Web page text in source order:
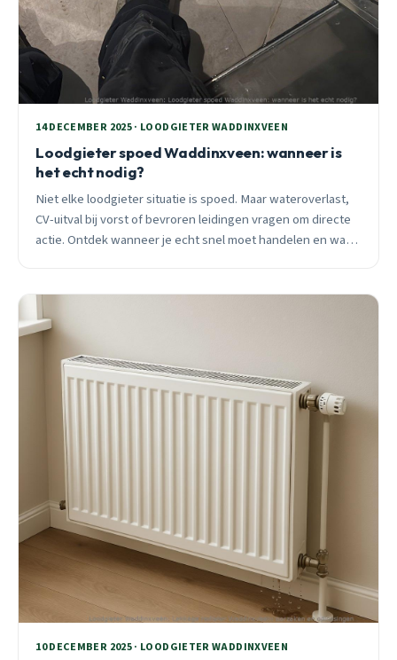
14 DECEMBER 2025 · LOODGIETER WADDINXVEEN
Loodgieter spoed Waddinxveen: wanneer is
het echt nodig?
Niet elke loodgieter situatie is spoed. Maar wateroverlast,
CV-uitval bij vorst of bevroren leidingen vragen om directe
actie. Ontdek wanneer je echt snel moet handelen en wat
10 DECEMBER 2025 · LOODGIETER WADDINXVEEN